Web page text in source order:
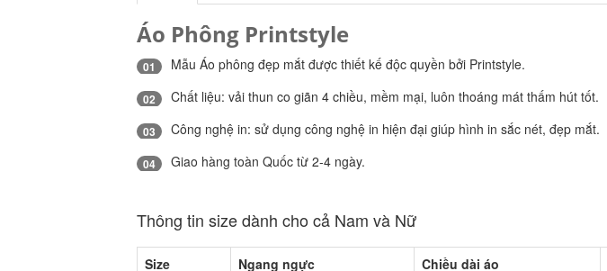
Áo Phông Printstyle
01 Mẫu Áo phông đẹp mắt được thiết kế độc quyền bởi Printstyle.
02 Chất liệu: vải thun co giãn 4 chiều, mềm mại, luôn thoáng mát thấm hút tốt.
03 Công nghệ in: sử dụng công nghệ in hiện đại giúp hình in sắc nét, đẹp mắt.
04 Giao hàng toàn Quốc từ 2-4 ngày.
Thông tin size dành cho cả Nam và Nữ
Size Ngang ngực Chiều dài áo